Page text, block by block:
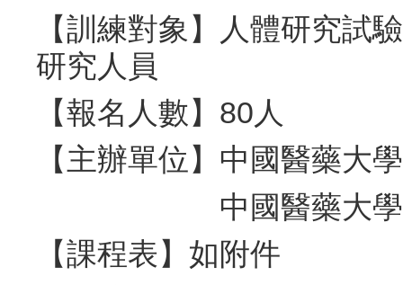
【訓練對象】人體研究試
研究人員
【報名人數】80人
【主辦單位】中國醫藥大
中國醫藥大學附設
【課程表】如附件